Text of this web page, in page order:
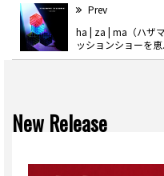
Prev
ha | za | ma（ハザ
ッションショーを恵
New Release